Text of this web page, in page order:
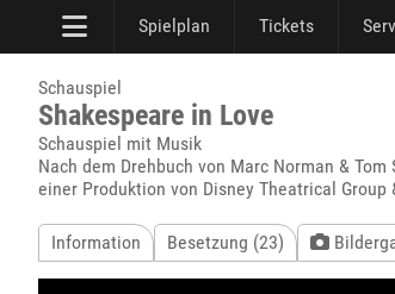
Spielplan Tickets
Schauspiel
Shakespeare in Love
Schauspiel mit Musik
Nach dem Drehbuch von Marc Norman &
einer Produktion von Disney Theatrical
Information Besetzung (23)